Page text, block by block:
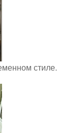
стиле.